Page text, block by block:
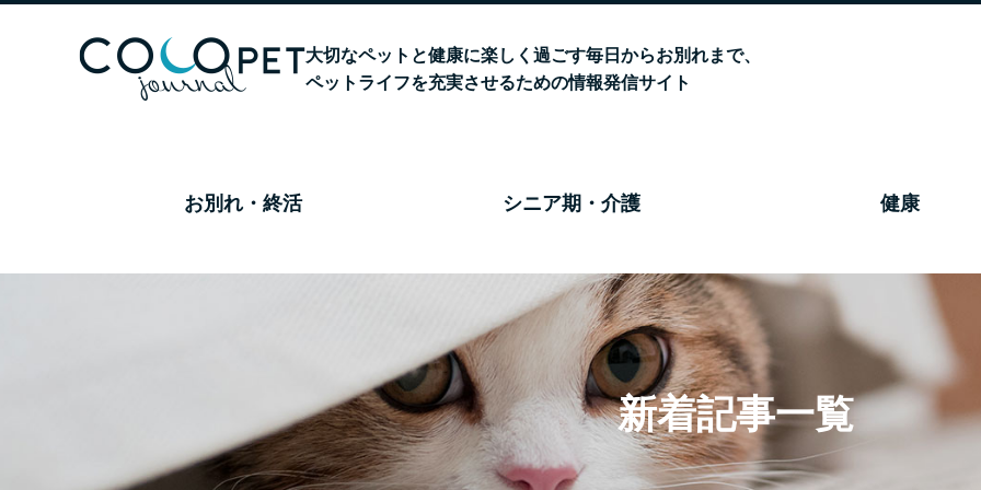
大切なペットと健康に楽しく過ごす毎日からお別れまで、
ペットライフを充実させるための情報発信サイト
お別れ・終活 シニア期・介護 健康
新着記事一覧